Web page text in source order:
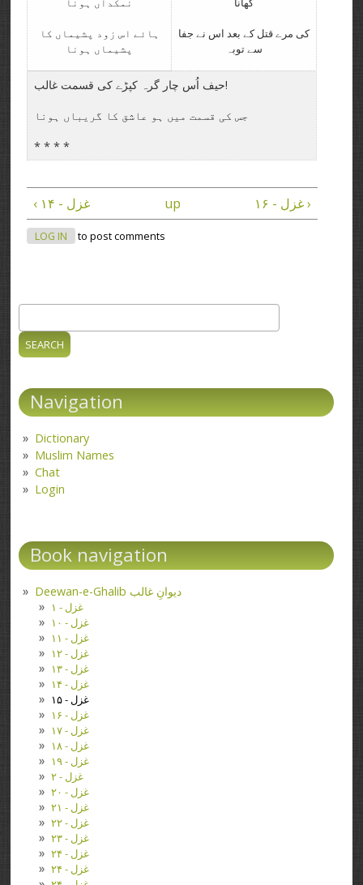
ہائے اس زود پشیماں کا
پشیماں ہونا
کی مرے قتل کے بعد اس نے جفا
سے توبہ
حیف اُس چار گرہ کپڑے کی قسمت غالب!
جس کی قسمت میں ہو عاشق کا گریباں ہونا
* * * *
‹ غزل - ۱۴ up غزل - ۱۶ ›
LOG IN to post comments
Search form
Navigation
Dictionary
Muslim Names
Chat
Login
Book navigation
Deewan-e-Ghalib دیوانِ غالب
غزل - ۱
غزل - ۱۰
غزل - ۱۱
غزل - ۱۲
غزل - ۱۳
غزل - ۱۴
غزل - ۱۵
غزل - ۱۶
غزل - ۱۷
غزل - ۱۸
غزل - ۱۹
غزل - ۲
غزل - ۲۰
غزل - ۲۱
غزل - ۲۲
غزل - ۲۳
غزل - ۲۴
غزل - ۲۴